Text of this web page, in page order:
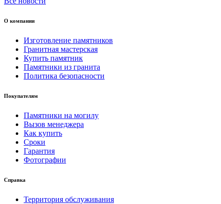
О компании
Изготовление памятников
Гранитная мастерская
Купить памятник
Памятники из гранита
Политика безопасности
Покупателям
Памятники на могилу
Вызов менеджера
Как купить
Сроки
Гарантия
Фотографии
Справка
Территория обслуживания